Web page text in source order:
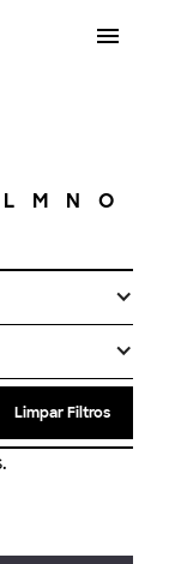
L M N O
Limpar Filtros